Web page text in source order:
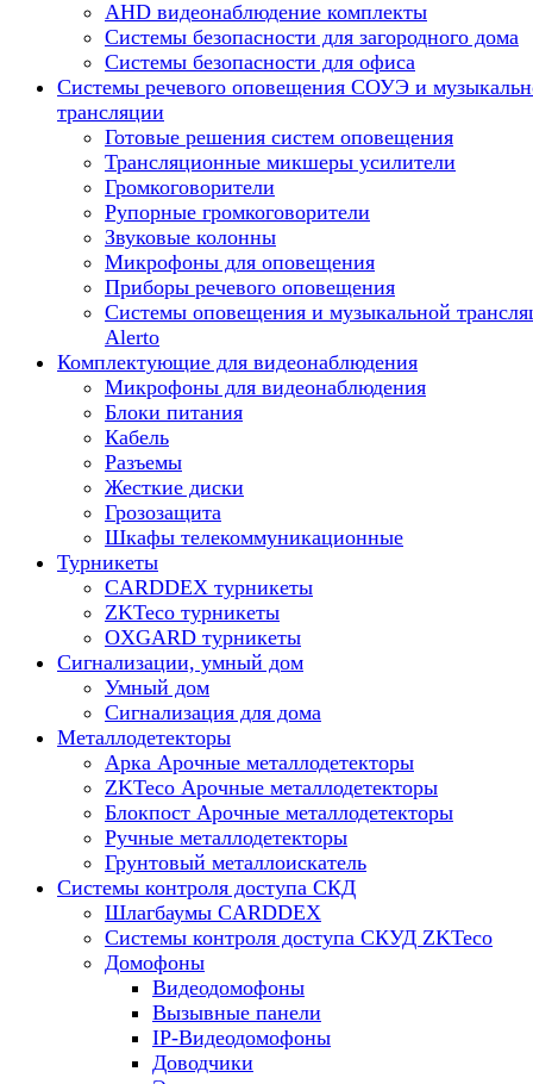
AHD видеонаблюдение комплекты
Системы безопасности для загородного дома
Системы безопасности для офиса
Системы речевого оповещения СОУЭ и
трансляции
Готовые решения систем оповещения
Трансляционные микшеры усилители
Громкоговорители
Рупорные громкоговорители
Звуковые колонны
Микрофоны для оповещения
Приборы речевого оповещения
Системы оповещения и музыкальной
Alerto
Комплектующие для видеонаблюдения
Микрофоны для видеонаблюдения
Блоки питания
Кабель
Разъемы
Жесткие диски
Грозозащита
Шкафы телекоммуникационные
Турникеты
CARDDEX турникеты
ZKTeco турникеты
OXGARD турникеты
Сигнализации, умный дом
Умный дом
Сигнализация для дома
Металлодетекторы
Арка Арочные металлодетекторы
ZKTeco Арочные металлодетекторы
Блокпост Арочные металлодетекторы
Ручные металлодетекторы
Грунтовый металлоискатель
Системы контроля доступа СКД
Шлагбаумы CARDDEX
Системы контроля доступа СКУД ZKTeco
Домофоны
Видеодомофоны
Вызывные панели
IP-Видеодомофоны
Доводчики